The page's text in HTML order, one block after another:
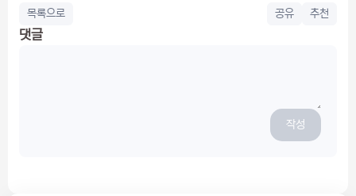
목록으로 공유 추천
댓글
작성